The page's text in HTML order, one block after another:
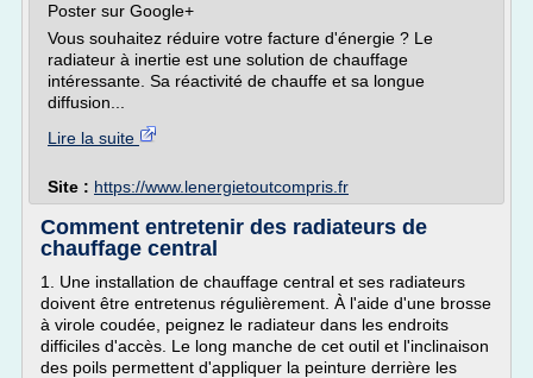
Poster sur Google+
Vous souhaitez réduire votre facture d'énergie ? Le
radiateur à inertie est une solution de chauffage
intéressante. Sa réactivité de chauffe et sa longue
diffusion...
Lire la suite
Site : https://www.lenergietoutcompris.fr
Comment entretenir des radiateurs de
chauffage central
1. Une installation de chauffage central et ses radiateurs
doivent être entretenus régulièrement. À l'aide d'une brosse
à virole coudée, peignez le radiateur dans les endroits
difficiles d'accès. Le long manche de cet outil et l'inclinaison
des poils permettent d'appliquer la peinture derrière les